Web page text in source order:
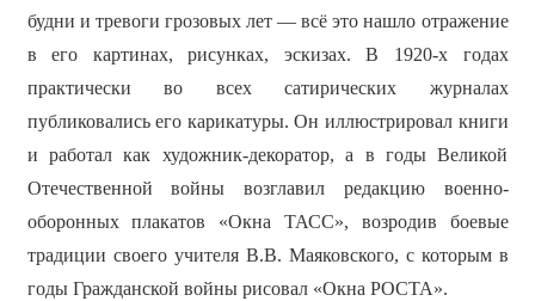
будни и тревоги грозовых лет — всё это нашло отражение
в его картинах, рисунках, эскизах. В 1920-х годах
практически во всех сатирических журналах
публиковались его карикатуры. Он иллюстрировал книги
и работал как художник-декоратор, а в годы Великой
Отечественной войны возглавил редакцию военно-
оборонных плакатов «Окна ТАСС», возродив боевые
традиции своего учителя В.В. Маяковского, с которым в
годы Гражданской войны рисовал «Окна РОСТА».